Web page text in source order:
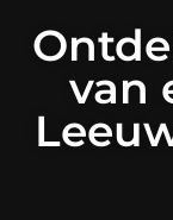
van